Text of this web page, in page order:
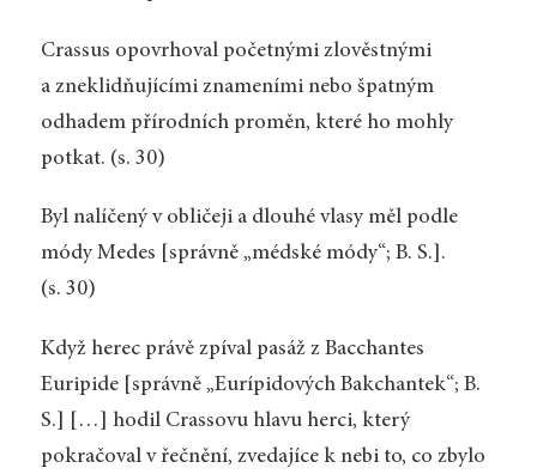
Crassus opovrhoval početnými zlověstnými
a zneklidňujícími znameními nebo špatným
odhadem přírodních proměn, které ho mohly
potkat. (s. 30)
Byl nalíčený v obličeji a dlouhé vlasy měl podle
módy Medes [správně „médské módy“; B. S.].
(s. 30)
Když herec právě zpíval pasáž z Bacchantes
Euripide [správně „Eurípidových Bakchantek“; B.
S.] […] hodil Crassovu hlavu herci, který
pokračoval v řečnění, zvedajíce k nebi to, co zbylo